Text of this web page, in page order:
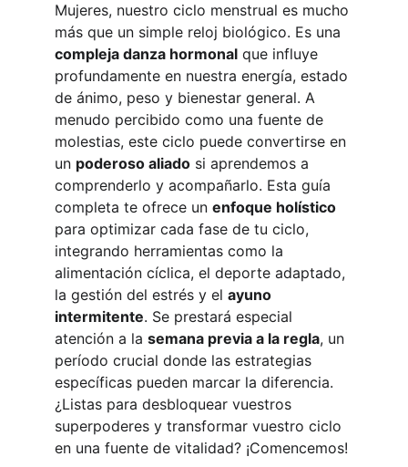
Mujeres, nuestro ciclo menstrual es mucho
más que un simple reloj biológico. Es una
compleja danza hormonal que influye
profundamente en nuestra energía, estado
de ánimo, peso y bienestar general. A
menudo percibido como una fuente de
molestias, este ciclo puede convertirse en
un poderoso aliado si aprendemos a
comprenderlo y acompañarlo. Esta guía
completa te ofrece un enfoque holístico
para optimizar cada fase de tu ciclo,
integrando herramientas como la
alimentación cíclica, el deporte adaptado,
la gestión del estrés y el ayuno
intermitente. Se prestará especial
atención a la semana previa a la regla, un
período crucial donde las estrategias
específicas pueden marcar la diferencia.
¿Listas para desbloquear vuestros
superpoderes y transformar vuestro ciclo
en una fuente de vitalidad? ¡Comencemos!